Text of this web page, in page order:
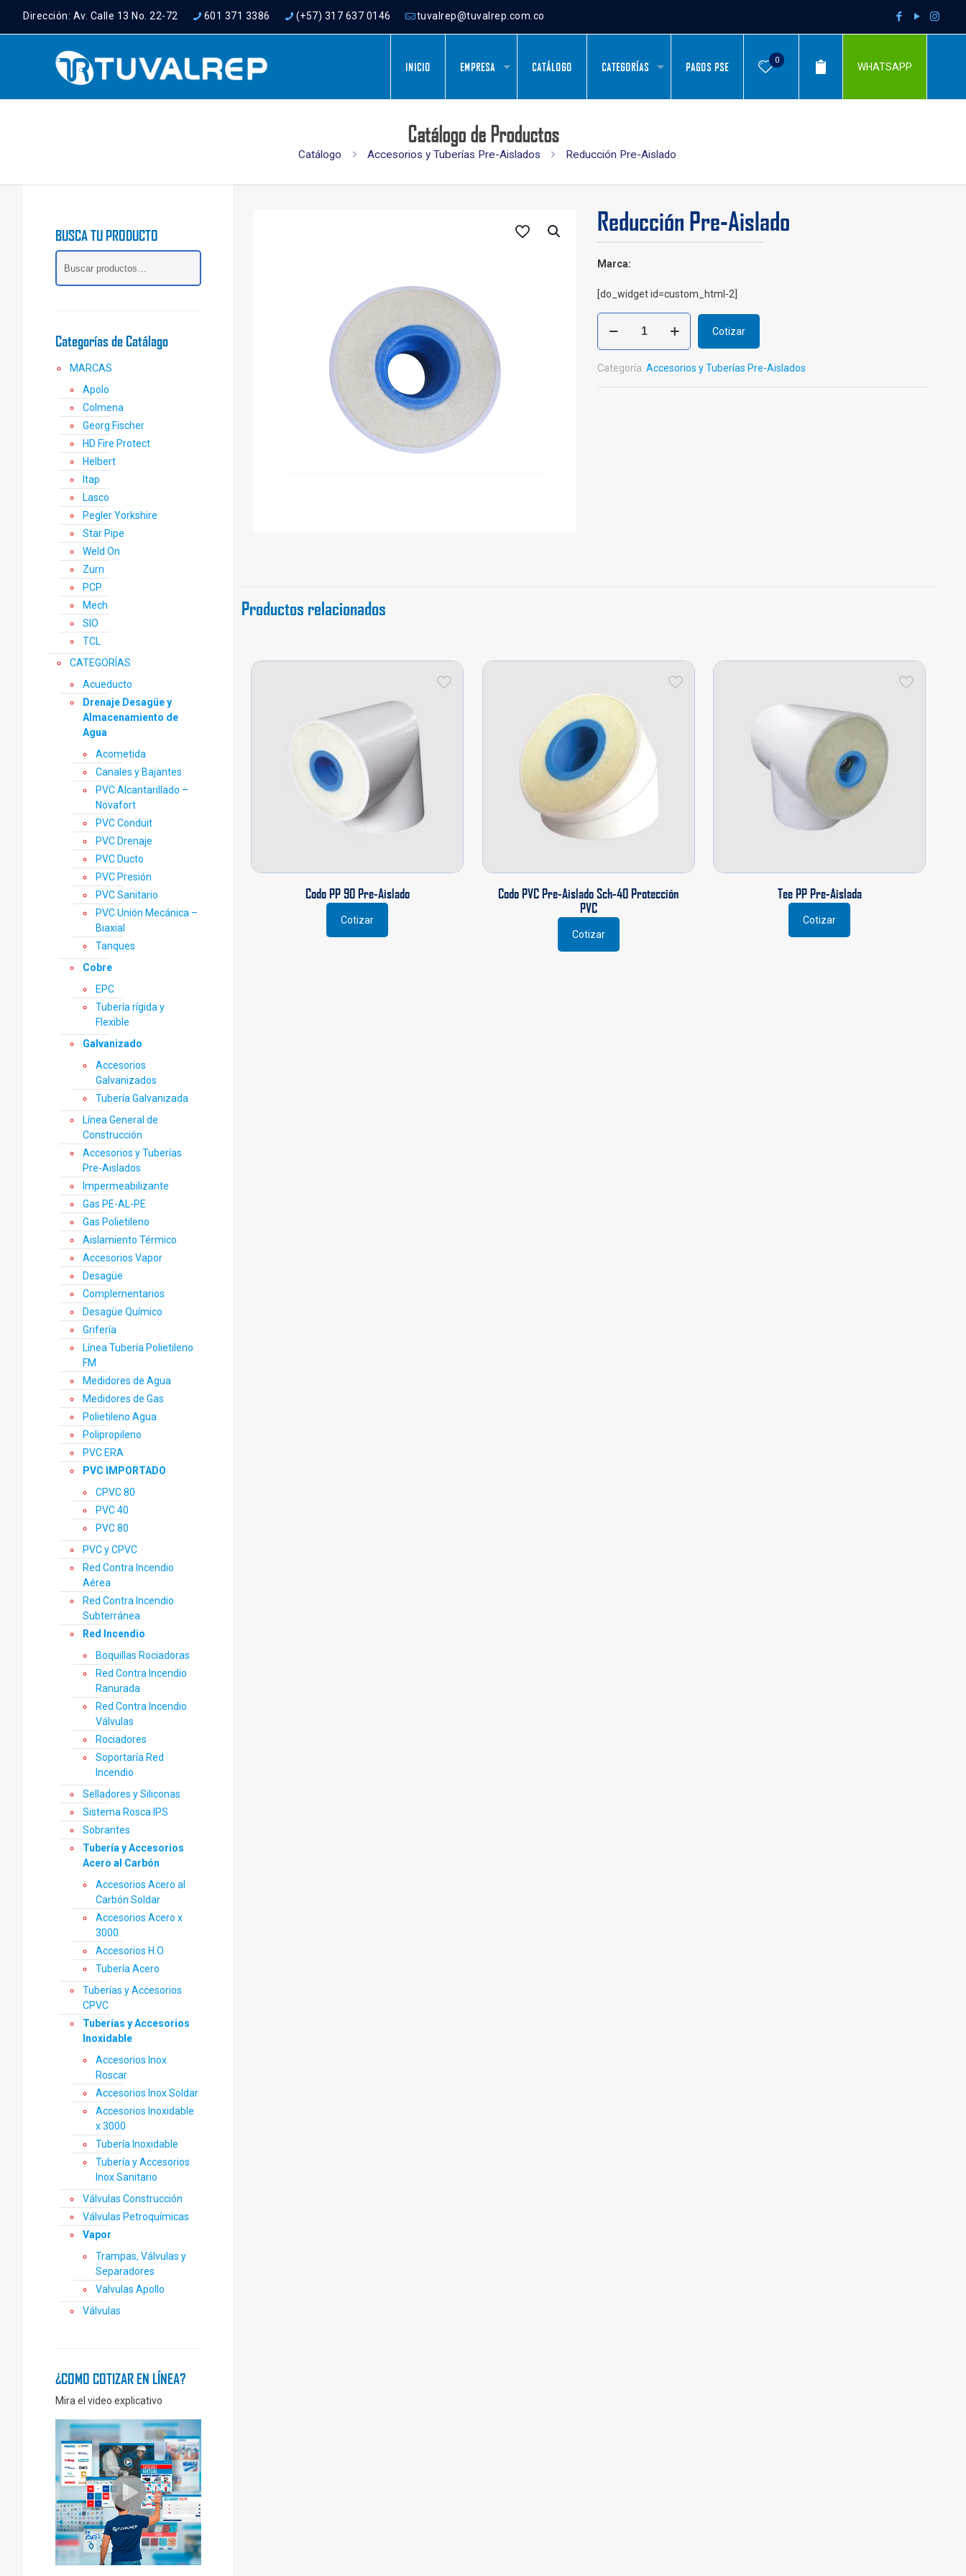
Dirección: Av. Calle 13 No. 22-72 601 371 3386 (+57) 317 637 0146 tuvalrep@tuvalrep.com.co
INICIO EMPRESA CATÁLOGO CATEGORÍAS PAGOS PSE
0
WHATSAPP
Catálogo de Productos
Catálogo Accesorios y Tuberías Pre-Aislados Reducción Pre-Aislado
Reducción Pre-Aislado
Marca:
[do_widget id=custom_html-2]
Reducción
Pre-
Aislado
cantidad
Cotizar
Categoría:Accesorios y Tuberías Pre-Aislados
Productos relacionados
Codo PP 90 Pre-Aislado
Cotizar
Codo PVC Pre-Aislado Sch-40 Protección
PVC
Cotizar
Tee PP Pre-Aislada
Cotizar
BUSCA TU PRODUCTO
Categorías de Catálago
MARCAS
Apolo
Colmena
Georg Fischer
HD Fire Protect
Helbert
Itap
Lasco
Pegler Yorkshire
Star Pipe
Weld On
Zurn
PCP
Mech
SIO
TCL
CATEGORÍAS
Acueducto
Drenaje Desagüe y
Almacenamiento de
Agua
Acometida
Canales y Bajantes
PVC Alcantarillado –
Novafort
PVC Conduit
PVC Drenaje
PVC Ducto
PVC Presión
PVC Sanitario
PVC Unión Mecánica –
Biaxial
Tanques
Cobre
EPC
Tubería rígida y
Flexible
Galvanizado
Accesorios
Galvanizados
Tubería Galvanizada
Línea General de
Construcción
Accesorios y Tuberías
Pre-Aislados
Impermeabilizante
Gas PE-AL-PE
Gas Polietileno
Aislamiento Térmico
Accesorios Vapor
Desagüe
Complementarios
Desagüe Químico
Grifería
Línea Tubería Polietileno
FM
Medidores de Agua
Medidores de Gas
Polietileno Agua
Polipropileno
PVC ERA
PVC IMPORTADO
CPVC 80
PVC 40
PVC 80
PVC y CPVC
Red Contra Incendio
Aérea
Red Contra Incendio
Subterránea
Red Incendio
Boquillas Rociadoras
Red Contra Incendio
Ranurada
Red Contra Incendio
Válvulas
Rociadores
Soportaría Red
Incendio
Selladores y Siliconas
Sistema Rosca IPS
Sobrantes
Tubería y Accesorios
Acero al Carbón
Accesorios Acero al
Carbón Soldar
Accesorios Acero x
3000
Accesorios H.O
Tubería Acero
Tuberías y Accesorios
CPVC
Tuberías y Accesorios
Inoxidable
Accesorios Inox
Roscar
Accesorios Inox Soldar
Accesorios Inoxidable
x 3000
Tubería Inoxidable
Tubería y Accesorios
Inox Sanitario
Válvulas Construcción
Válvulas Petroquímicas
Vapor
Trampas, Válvulas y
Separadores
Valvulas Apollo
Válvulas
¿COMO COTIZAR EN LÍNEA?
Mira el video explicativo